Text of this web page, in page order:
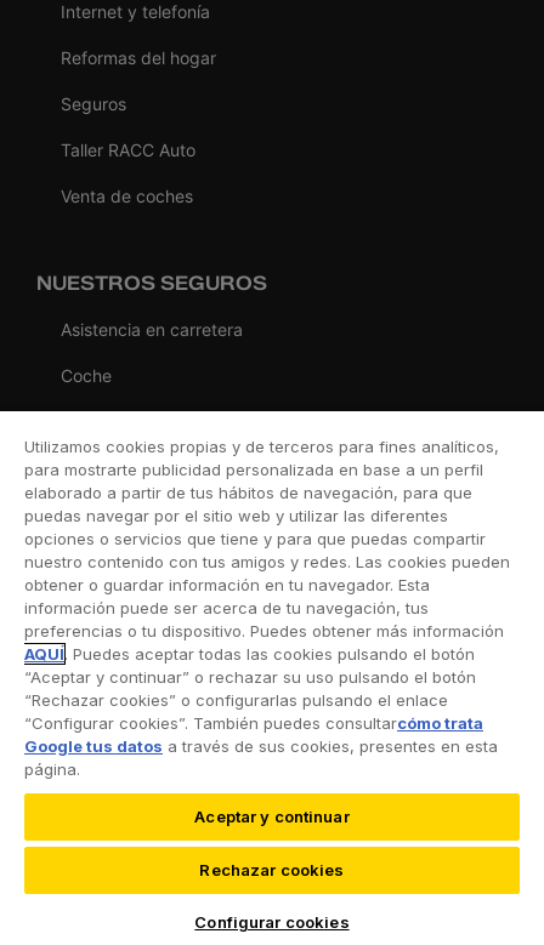
Internet y telefonía
Reformas del hogar
Seguros
Taller RACC Auto
Venta de coches
NUESTROS SEGUROS
Asistencia en carretera
Coche
Viaje
Hogar
Vida
Decesos
Dental
Deportivo
Esquí
cookies|Protección de datos
Utilizamos cookies propias y de terceros para fines analíticos,
para mostrarte publicidad personalizada en base a un perfil
elaborado a partir de tus hábitos de navegación, para que
puedas navegar por el sitio web y utilizar las diferentes
opciones o servicios que tiene y para que puedas compartir
nuestro contenido con tus amigos y redes. Las cookies pueden
obtener o guardar información en tu navegador. Esta
información puede ser acerca de tu navegación, tus
preferencias o tu dispositivo. Puedes obtener más información
AQUÍ. Puedes aceptar todas las cookies pulsando el botón
“Aceptar y continuar” o rechazar su uso pulsando el botón
“Rechazar cookies” o configurarlas pulsando el enlace
“Configurar cookies”. También puedes consultarcómo trata
Google tus datos a través de sus cookies, presentes en esta
página.
Aceptar y continuar
Rechazar cookies
Configurar cookies